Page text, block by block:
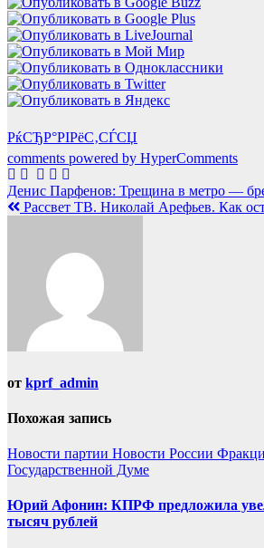
РќСЂР°РІРёС‚СЃСЏ
comments powered by HyperComments
Навигация
по
Денис Парфенов: Трещина в метро —
Рассвет ТВ. Николай Арефьев. Как
от kprf_admin
Похожая запись
Новости партии Новости России
Государственной Думе
Юрий Афонин: КПРФ предложила
тысяч рублей